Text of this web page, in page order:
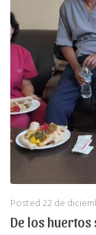
Posted22 de
De los